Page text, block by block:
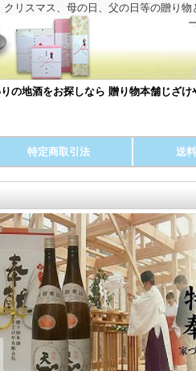
リスマス、母の日、父の日等の贈り
の地酒をお探しなら 贈り物本舗じざけ
特定商取引法 送